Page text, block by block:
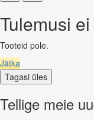
Tulemusi
Tooteid pole.
Jätka
Tagasi üles
Tellige meie